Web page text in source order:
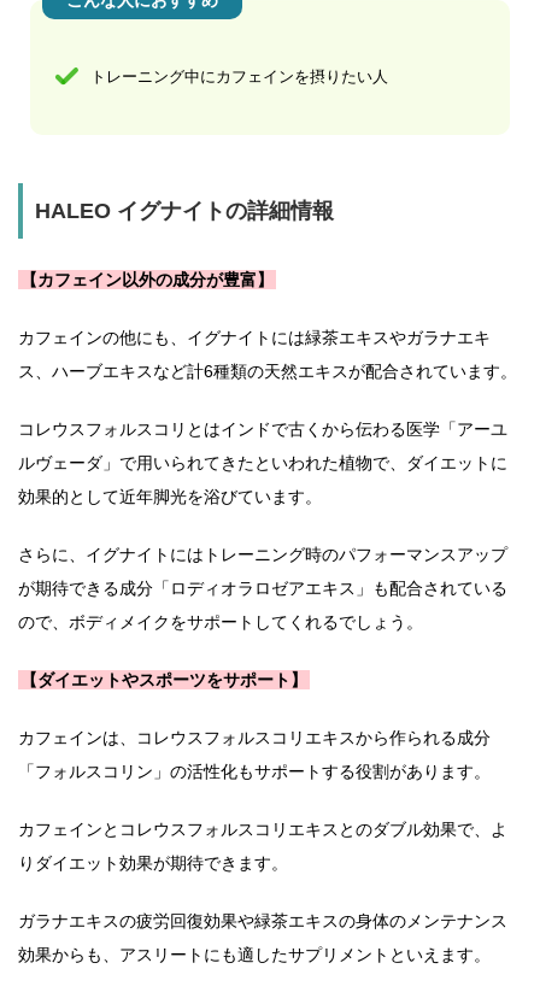
トレーニング中にカフェインを摂りたい人
HALEO イグナイトの詳細情報
【カフェイン以外の成分が豊富】
カフェインの他にも、イグナイトには緑茶エキスやガラナエキ
ス、ハーブエキスなど計6種類の天然エキスが配合されています。
コレウスフォルスコリとはインドで古くから伝わる医学「アーユ
ルヴェーダ」で用いられてきたといわれた植物で、ダイエットに
効果的として近年脚光を浴びています。
さらに、イグナイトにはトレーニング時のパフォーマンスアップ
が期待できる成分「ロディオラロゼアエキス」も配合されている
ので、ボディメイクをサポートしてくれるでしょう。
【ダイエットやスポーツをサポート】
カフェインは、コレウスフォルスコリエキスから作られる成分
「フォルスコリン」の活性化もサポートする役割があります。
カフェインとコレウスフォルスコリエキスとのダブル効果で、よ
りダイエット効果が期待できます。
ガラナエキスの疲労回復効果や緑茶エキスの身体のメンテナンス
効果からも、アスリートにも適したサプリメントといえます。